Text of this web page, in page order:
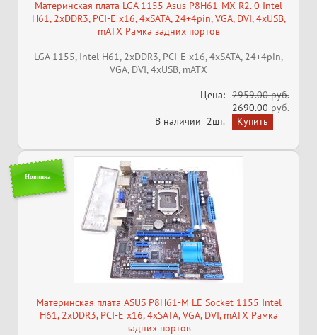
Материнская плата LGA 1155 Asus P8H61-MX R2. 0 Intel
H61, 2xDDR3, PCI-E x16, 4xSATA, 24+4pin, VGA, DVI, 4xUSB,
mATX Рамка задних портов
LGA 1155, Intel H61, 2xDDR3, PCI-E x16, 4xSATA, 24+4pin,
VGA, DVI, 4xUSB, mATX
Цена: 2959.00 руб.
2690.00 руб.
В наличии 2шт.
Новинка
Материнская плата ASUS P8H61-M LE Socket 1155 Intel
H61, 2xDDR3, PCI-E x16, 4xSATA, VGA, DVI, mATX Рамка
задних портов